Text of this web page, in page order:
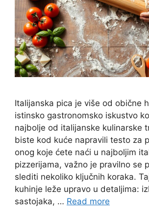
Italijanska pica je više od obične
istinsko gastronomsko iskustvo
najbolje od italijanske kulinarske
biste kod kuće napravili testo za
onog koje ćete naći u najboljim
pizzerijama, važno je pravilno se
slediti nekoliko ključnih koraka.
kuhinje leže upravo u detaljima:
sastojaka, … Read more